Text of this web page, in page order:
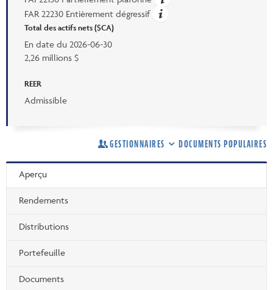
FAR 22230 Entièrement dégressif
Total des actifs nets ($CA)
En date du 2026-06-30
2,26 millions $
REER
Admissible
GESTIONNAIRES DOCUMENTS POPULAIRES
Aperçu
Rendements
Distributions
Portefeuille
Documents